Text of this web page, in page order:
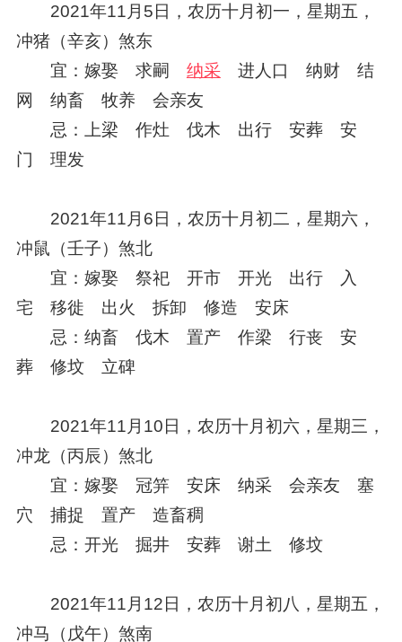
2021年11月5日，农历十月初一，星期五，
冲猪（辛亥）煞东
宜：嫁娶 求嗣 纳采进人口 纳财 结
网 纳畜 牧养 会亲友
忌：上梁 作灶 伐木 出行 安葬 安
门 理发
2021年11月6日，农历十月初二，星期六，
冲鼠（壬子）煞北
宜：嫁娶 祭祀 开市 开光 出行 入
宅 移徙 出火 拆卸 修造 安床
忌：纳畜 伐木 置产 作梁 行丧 安
葬 修坟 立碑
2021年11月10日，农历十月初六，星期三，
冲龙（丙辰）煞北
宜：嫁娶 冠笄 安床 纳采 会亲友 塞
穴 捕捉 置产 造畜稠
忌：开光 掘井 安葬 谢土 修坟
2021年11月12日，农历十月初八，星期五，
冲马（戊午）煞南